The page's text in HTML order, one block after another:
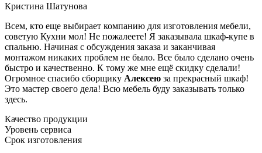
Кристина Шатунова
Всем, кто еще выбирает компанию для изготовления мебели,
советую Кухни мол! Не пожалеете! Я заказывала шкаф-купе в
спальню. Начиная с обсуждения заказа и заканчивая
монтажом никаких проблем не было. Все было сделано очень
быстро и качественно. К тому же мне ещё скидку сделали!
Огромное спасибо сборщику Алексею за прекрасный шкаф!
Это мастер своего дела! Всю мебель буду заказывать только
здесь.
Качество продукции
Уровень сервиса
Срок изготовления